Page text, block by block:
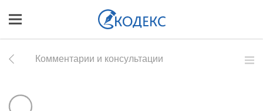
Комментарии и консультации